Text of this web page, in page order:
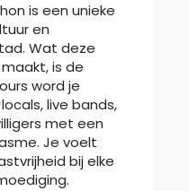
is een unieke
en
Wat deze
is de
word je
live bands,
met een
Je voelt
bij elke